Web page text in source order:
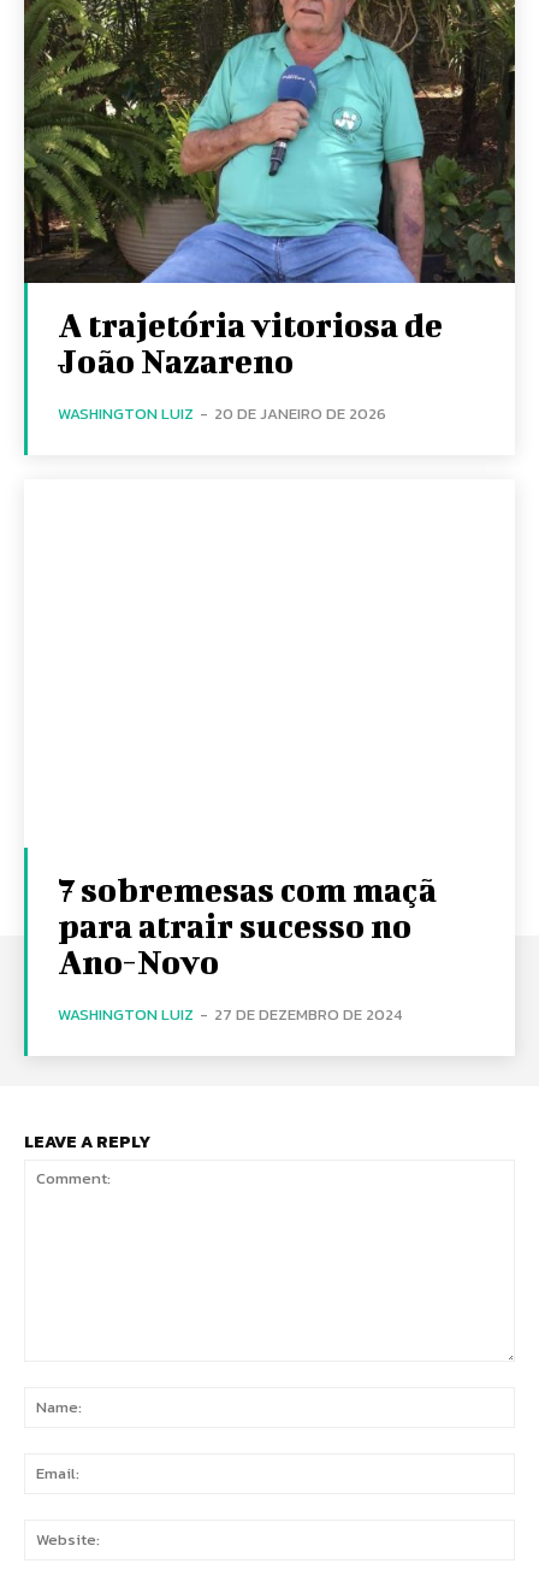
A trajetória vitoriosa de
João Nazareno
WASHINGTON LUIZ - 20 DE JANEIRO DE 2026
7 sobremesas com maçã
para atrair sucesso no
Ano-Novo
WASHINGTON LUIZ - 27 DE DEZEMBRO DE 2024
LEAVE A REPLY